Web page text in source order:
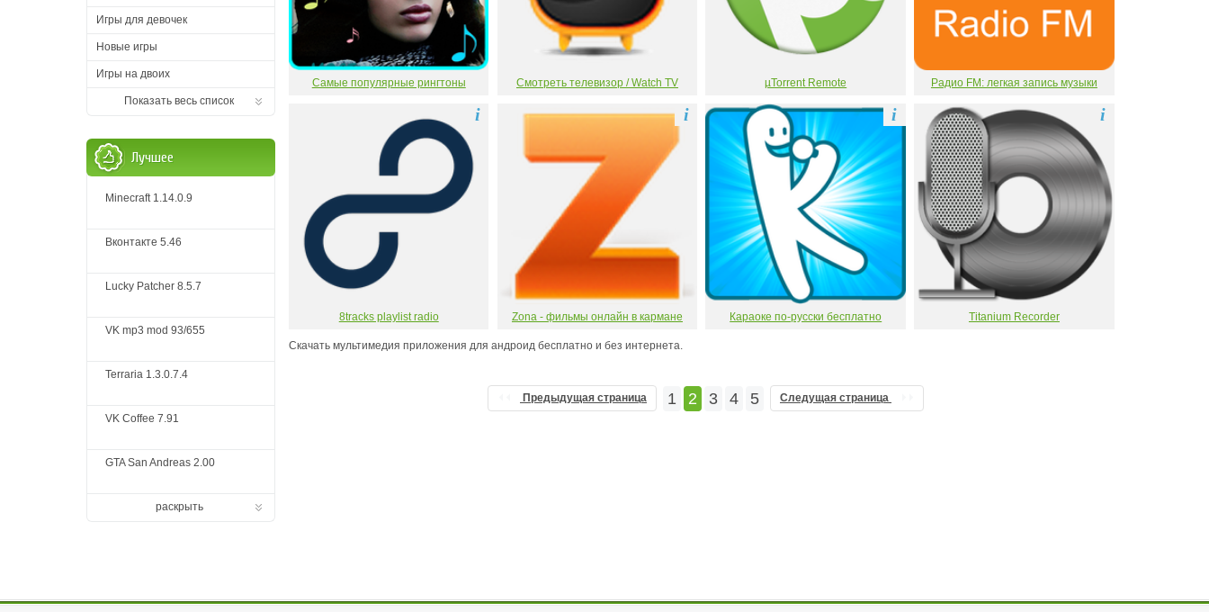
Самые популярные рингтоны Смотреть телевизор / Watch TV µTorrent Remote Радио FM: легкая запись музыки
8tracks playlist radio
i
Zona - фильмы онлайн в кармане
i
Караоке по-русски бесплатно
i
Titanium Recorder
i
Скачать мультимедия приложения для андроид бесплатно и без интернета.
Предыдущая страница 1 2 3 4 5 Следущая страница
Игры для девочек
Новые игры
Игры на двоих
Показать весь список
Лучшее
Minecraft 1.14.0.9
Вконтакте 5.46
Lucky Patcher 8.5.7
VK mp3 mod 93/655
Terraria 1.3.0.7.4
VK Coffee 7.91
GTA San Andreas 2.00
раскрыть